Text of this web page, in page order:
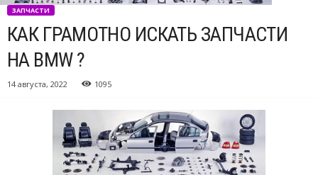
ЗАПЧАСТИ
КАК ГРАМОТНО ИСКАТЬ ЗАПЧАСТИ
НА BMW ?
14 августа, 2022 1095